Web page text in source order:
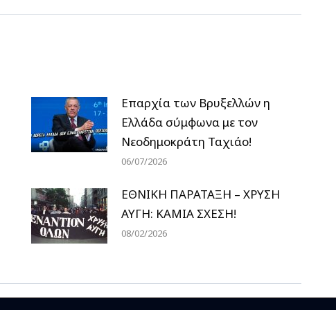
Επαρχία των Βρυξελλών η
Ελλάδα σύμφωνα με τον
Νεοδημοκράτη Ταχιάο!
06/07/2026
ΕΘΝΙΚΗ ΠΑΡΑΤΑΞΗ – ΧΡΥΣΗ
ΑΥΓΗ: ΚΑΜΙΑ ΣΧΕΣΗ!
08/02/2026